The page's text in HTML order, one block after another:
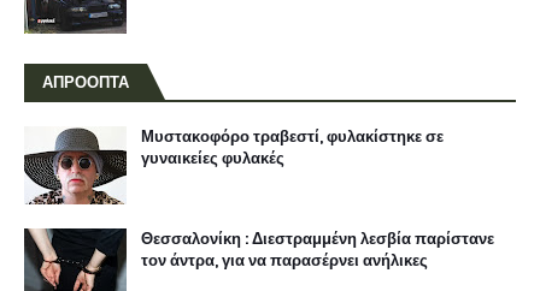
ΑΠΡΟΟΠΤΑ
Μυστακοφόρο τραβεστί, φυλακίστηκε σε
γυναικείες φυλακές
Θεσσαλονίκη : Διεστραμμένη λεσβία παρίστανε
τον άντρα, για να παρασέρνει ανήλικες